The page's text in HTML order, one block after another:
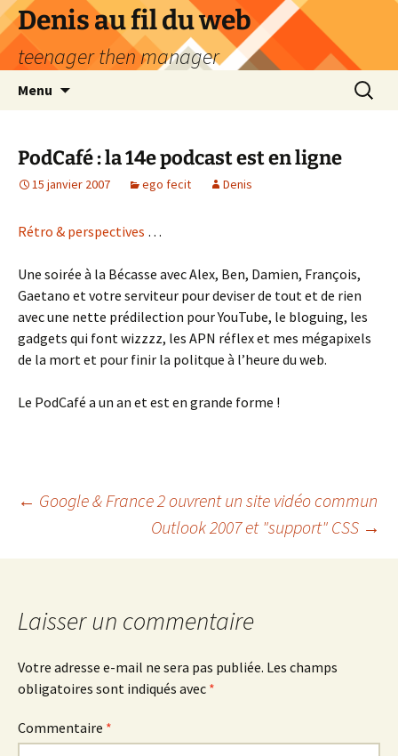
Aller
au
contenu
Denis au fil du web
teenager then manager
Menu
PodCafé : la 14e podcast est en ligne
15 janvier 2007 ego fecit Denis
Rétro & perspectives …
Une soirée à la Bécasse avec Alex, Ben, Damien, François,
Gaetano et votre serviteur pour deviser de tout et de rien
avec une nette prédilection pour YouTube, le bloguing, les
gadgets qui font wizzzz, les APN réflex et mes mégapixels
de la mort et pour finir la politque à l’heure du web.
Le PodCafé a un an et est en grande forme !
Navigation
des
articles
← Google & France 2 ouvrent un site vidéo commun
Outlook 2007 et "support" CSS →
Laisser un commentaire
Votre adresse e-mail ne sera pas publiée. Les champs
obligatoires sont indiqués avec *
Commentaire *